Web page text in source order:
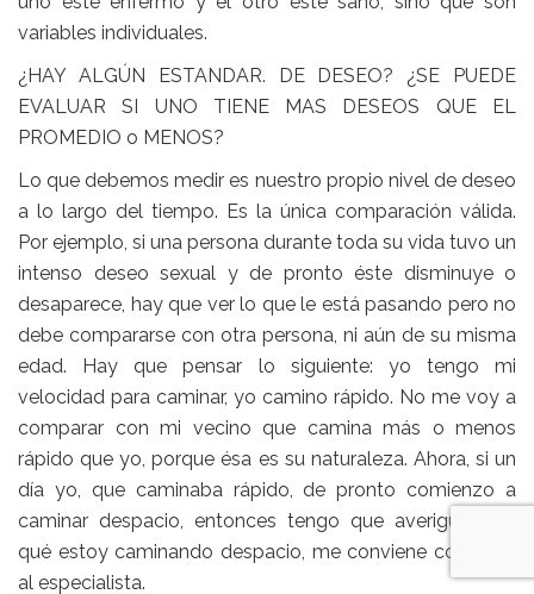
variables individuales.
¿HAY ALGÚN ESTANDAR. DE DESEO? ¿SE PUEDE
EVALUAR SI UNO TIENE MAS DESEOS QUE EL
PROMEDIO o MENOS?
Lo que debemos medir es nuestro propio nivel de deseo
a lo largo del tiempo. Es la única comparación válida.
Por ejemplo, si una persona durante toda su vida tuvo un
intenso deseo sexual y de pronto éste disminuye o
desaparece, hay que ver lo que le está pasando pero no
debe compararse con otra persona, ni aún de su misma
edad. Hay que pensar lo siguiente: yo tengo mi
velocidad para caminar, yo camino rápido. No me voy a
comparar con mi vecino que camina más o menos
rápido que yo, porque ésa es su naturaleza. Ahora, si un
día yo, que caminaba rápido, de pronto comienzo a
caminar despacio, entonces tengo que averiguar por
qué estoy caminando despacio, me conviene consultar
al especialista.